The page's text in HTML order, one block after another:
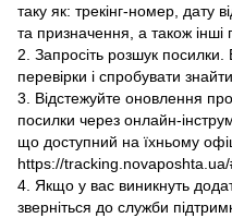
таку як: трекінг-номер, дату
та призначення, а також інші
2. Запросіть розшук
перевірки і спробувати
3. Відстежуйте оновлення
посилки через онлайн-
що доступний на їхньому
https://
4. Якщо у вас виникнуть
зверніться до служби